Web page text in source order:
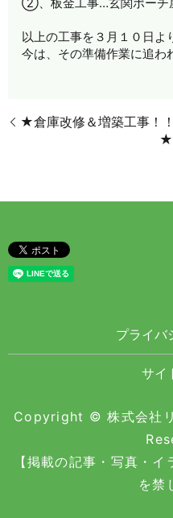
以上の工事を３月１０日よ
今は、その準備作業に追わ
★倉庫改修＆増築工事！！
★
プライバ
サイ
Copyright © 株式会社
【掲載の記事・写真・
を禁